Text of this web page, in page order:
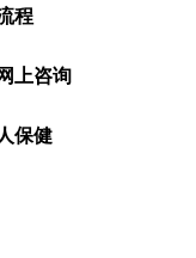
程
上咨询
保健